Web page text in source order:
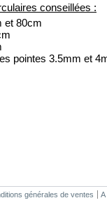
conseillées :
et 80cm
pointes 3.5mm et
générales de ventes A